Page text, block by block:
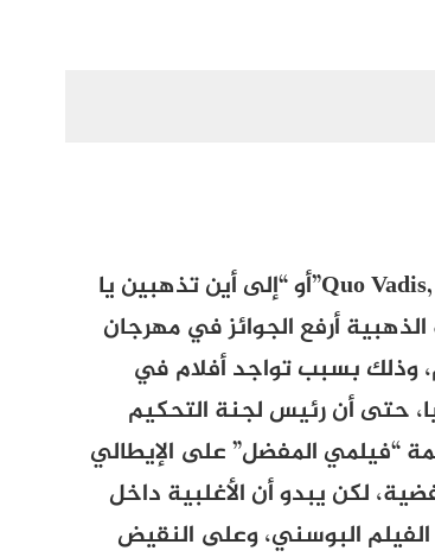
أو “إلى أين تذهبين يا
أرفع الجوائز في مهرجان
وذلك بسبب تواجد أفلام في
حتى أن رئيس لجنة التحكيم
“فيلمي المفضل” على الإيطالي
لكن يبدو أن الأغلبية داخل
الفيلم البوسني، وعلى النقيض